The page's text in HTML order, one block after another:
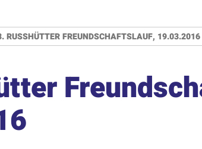
RUSSHÜTTER FREUNDSCHAFTSLAUF, 19.03.2016